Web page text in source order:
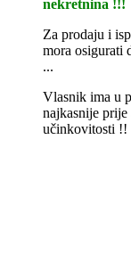
nekretnina !!!
Za prodaju i
mora osigurati
...
Vlasnik ima u
najkasnije prije
učinkovitosti !!